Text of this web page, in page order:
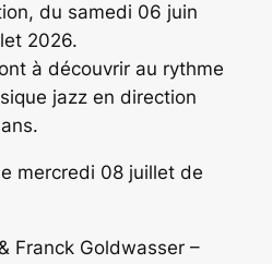
du samedi 06 juin
2026.
à découvrir au rythme
jazz en direction
mercredi 08 juillet de
Franck Goldwasser –